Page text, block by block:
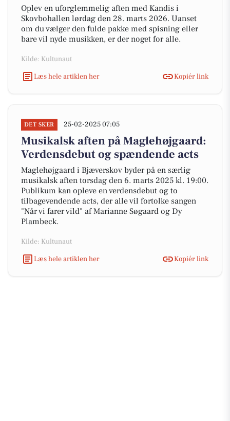
Oplev en uforglemmelig aften med Kandis i
Skovbohallen lørdag den 28. marts 2026. Uanset
om du vælger den fulde pakke med spisning eller
bare vil nyde musikken, er der noget for alle.
Kilde: Kultunaut
Læs hele artiklen her
Kopiér link
DET SKER 25-02-2025 07:05
Musikalsk aften på Maglehøjgaard:
Verdensdebut og spændende acts
Maglehøjgaard i Bjæverskov byder på en særlig
musikalsk aften torsdag den 6. marts 2025 kl. 19:00.
Publikum kan opleve en verdensdebut og to
tilbagevendende acts, der alle vil fortolke sangen
"Når vi farer vild" af Marianne Søgaard og Dy
Plambeck.
Kilde: Kultunaut
Læs hele artiklen her
Kopiér link